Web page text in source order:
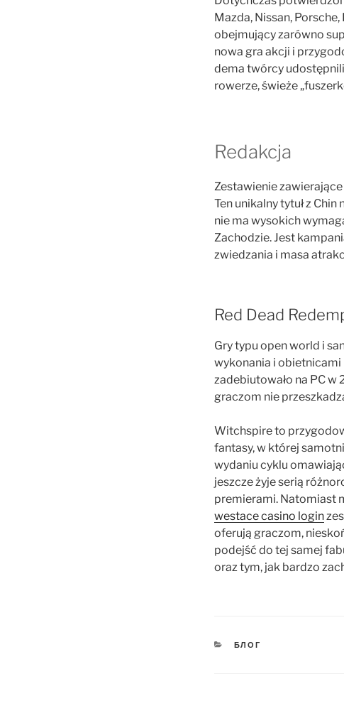
Mazda, Nissan,
obejmujący zarówno
nowa gra akcji i
dema twórcy
rowerze, świeże
Redakcja
Zestawienie
Ten unikalny tytuł z
nie ma wysokich
Zachodzie. Jest
zwiedzania i masa
Red Dead
Gry typu open world i
wykonania i obietnicami
zadebiutowało na PC w
graczom nie
Witchspire to
fantasy, w której
wydaniu cyklu
jeszcze żyje serią
premierami. Natomiast
westace casino login
oferują graczom,
podejść do tej samej
oraz tym, jak bardzo
KATEGORIEN
БЛОГ